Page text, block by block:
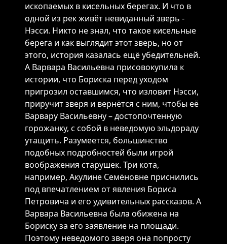
ископаемых в кисельных берегах. И что в
одной из рек живёт невиданный зверь -
Нэсси. Никто не знал, что такое кисельные
берега и как выглядит этот зверь, но от
этого, история казалась ещё убедительней.
А Варвара Васильевна присовокупила к
истории, что Бориска перед уходом
пригрозил оставшимся, что изловит Нэсси,
приручит зверя и вернётся с ним, чтобы её
Варвару Васильевну – достопочтенную
горожанку, с собой в неведомую эльдораду
утащить. Разумеется, большинство
подобных подробностей были игрой
воображения старушек. Три кота,
например, Акулине Семёновне приснились
под впечатлением от явления Бориса
Петровича и его удивительных рассказов. А
Варвара Васильевна была обижена на
Бориску за его заявление на площади.
Поэтому неведомого зверя она попросту